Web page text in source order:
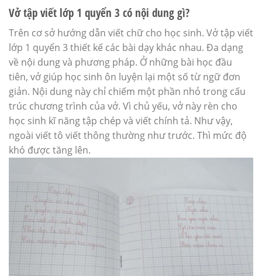
Vở tập viết lớp 1 quyển 3 có nội dung gì?
Trên cơ sở hướng dẫn viết chữ cho học sinh. Vở tập viết
lớp 1 quyển 3 thiết kế các bài dạy khác nhau. Đa dạng
về nội dung và phương pháp. Ở những bài học đầu
tiên, vở giúp học sinh ôn luyện lại một số từ ngữ đơn
giản. Nội dung này chỉ chiếm một phần nhỏ trong cấu
trúc chương trình của vở. Vì chủ yếu, vở này rèn cho
học sinh kĩ năng tập chép và viết chính tả. Như vậy,
ngoài viết tô viết thông thường như trước. Thì mức độ
khó được tăng lên.